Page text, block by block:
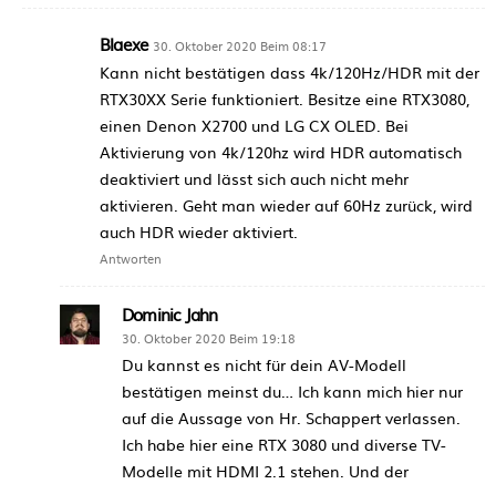
Blaexe 30. Oktober 2020 Beim 08:17
Kann nicht bestätigen dass 4k/120Hz/HDR mit der
RTX30XX Serie funktioniert. Besitze eine RTX3080,
einen Denon X2700 und LG CX OLED. Bei
Aktivierung von 4k/120hz wird HDR automatisch
deaktiviert und lässt sich auch nicht mehr
aktivieren. Geht man wieder auf 60Hz zurück, wird
auch HDR wieder aktiviert.
Antworten
Dominic Jahn
30. Oktober 2020 Beim 19:18
Du kannst es nicht für dein AV-Modell
bestätigen meinst du… Ich kann mich hier nur
auf die Aussage von Hr. Schappert verlassen.
Ich habe hier eine RTX 3080 und diverse TV-
Modelle mit HDMI 2.1 stehen. Und der